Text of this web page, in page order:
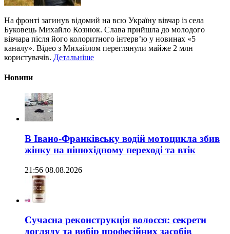
На фронті загинув відомий на всю Україну вівчар із села
Буковець Михайло Кознюк. Слава прийшла до молодого
вівчара після його колоритного інтерв’ю у новинах «5
каналу». Відео з Михайлом переглянули майже 2 млн
користувачів. Детальніше
Новини
В Івано-Франківську водій мотоцикла збив
жінку на пішохідному переході та втік
21:56 08.08.2026
Сучасна реконструкція волосся: секрети
догляду та вибір професійних засобів